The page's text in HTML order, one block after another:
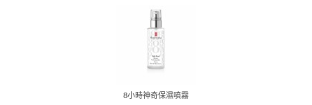
8小時神奇保濕噴霧